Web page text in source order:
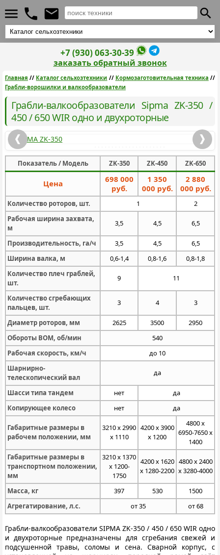
+7 (930) 063-30-39
заказать обратный звонок
Главная // Каталог сельхозтехники // Кормозаготовительная техника //
Грабли-ворошилки и валкообразователи
Грабли-валкообразователи Sipma ZK-350 /
450 / 650 WIR одно и двухроторные
Показатель / Модель ZK-350 ZK-450 ZK-650
Цена
698 000
руб.
1 350
000 руб.
2 880
000 руб.
Количество роторов, шт. 1
2
Рабочая ширина захвата,
м
3,5 4,5 6,5
Производительность, га/ч 3,5 4,5
6,5
Ширина валка, м
0,6-1,4 0,8-1,6
0,8-1,8
Количество плеч граблей,
шт.
9 11
Количество сгребающих
пальцев, шт.
3 4 3
Диаметр роторов, мм 2625 3500
2950
Обороты ВОМ, об/мин
540
Рабочая скорость, км/ч
до 10
Шарнирно-
телескопический вал
да
Шасси типа тандем нет
да
Копирующее колесо
нет да
Габаритные размеры в
рабочем положении, мм
3210 х 2990
х 1110
4200 х 3900
х 1200
4800 х
6950-7650 х
1400
Габаритные размеры в
транспортном положении,
мм
3210 х 1370
х 1200-
1750
4200 х 1620
х 1280-2200
4800 х 2400
х 3280-4000
Масса, кг 397 530
1500
Агрегатирование, л.с.
от 35 от 68
Грабли-валкообразователи SIPMA ZK-350 / 450 / 650 WIR одно
и двухроторные предназначены для сгребания свежей и
подсушенной травы, соломы и сена. Сварной корпус, с